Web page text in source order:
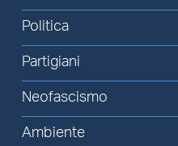
Politica
Partigiani
Neofascismo
Ambiente